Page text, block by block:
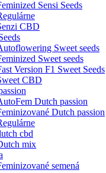
Sensi Seeds
CBD
Sweet seeds
Sweet seeds
Version F1 Sweet Seeds
CBD
Dutch passion
Dutch passion
cbd
mix
semená